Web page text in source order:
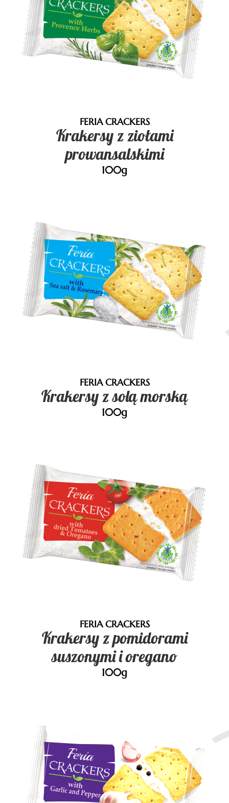
FERIA CRACKERS
Krakersy z ziołami
prowansalskimi
100g
FERIA CRACKERS
Krakersy z solą morską
100g
FERIA CRACKERS
Krakersy z pomidorami
suszonymi i oregano
100g